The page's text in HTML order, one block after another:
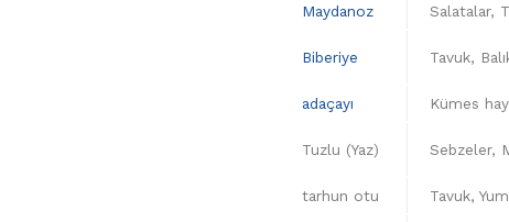
Maydanoz Salatalar,
Biberiye Tavuk,
adaçayı Kümes
Tuzlu (Yaz) Sebzeler,
tarhun otu Tavuk,